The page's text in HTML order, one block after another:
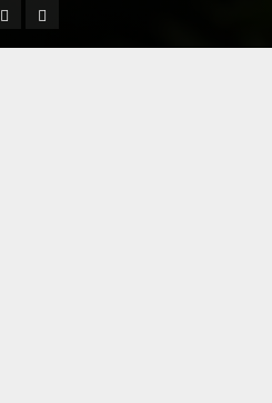
¿ Quién soy…?
Más información sobre las